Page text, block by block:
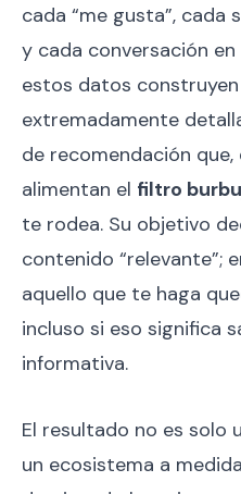
cada “me gusta”, cada
y cada conversación
estos datos
extremadamente
de recomendación
alimentan el filtro
te rodea. Su objetivo
contenido “relevante”;
aquello que te haga
incluso si eso significa
informativa.
El resultado no es solo
un ecosistema a